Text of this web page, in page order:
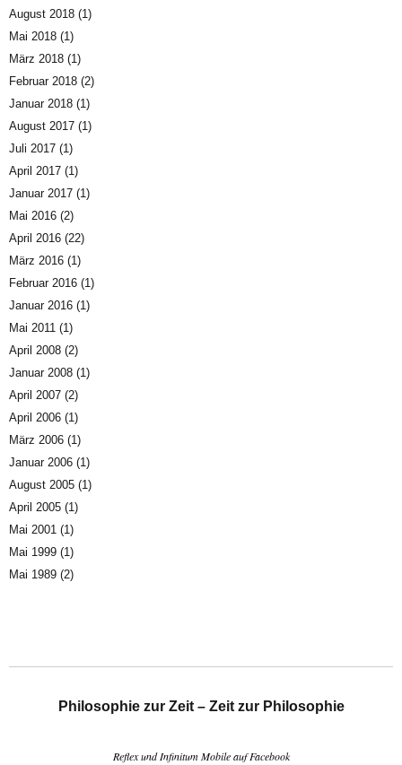
August 2018 (1)
Mai 2018 (1)
März 2018 (1)
Februar 2018 (2)
Januar 2018 (1)
August 2017 (1)
Juli 2017 (1)
April 2017 (1)
Januar 2017 (1)
Mai 2016 (2)
April 2016 (22)
März 2016 (1)
Februar 2016 (1)
Januar 2016 (1)
Mai 2011 (1)
April 2008 (2)
Januar 2008 (1)
April 2007 (2)
April 2006 (1)
März 2006 (1)
Januar 2006 (1)
August 2005 (1)
April 2005 (1)
Mai 2001 (1)
Mai 1999 (1)
Mai 1989 (2)
Philosophie zur Zeit – Zeit zur Philosophie
Reflex und Infinitum Mobile auf Facebook